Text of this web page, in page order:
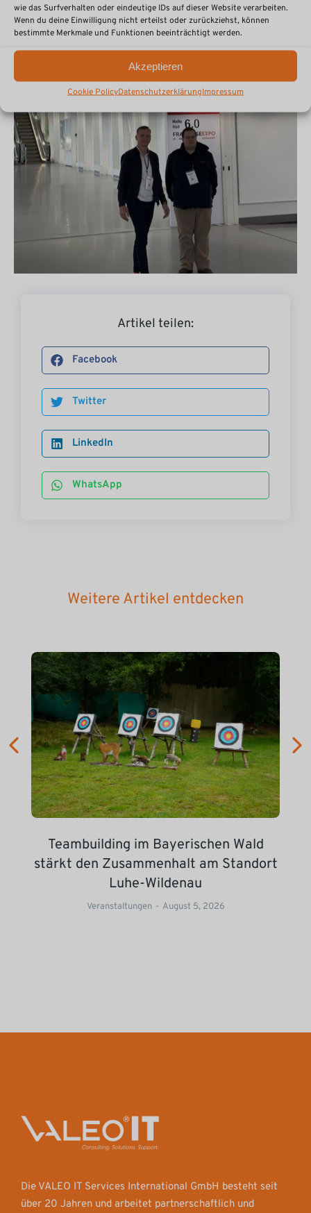
wie das Surfverhalten oder eindeutige IDs auf dieser Website verarbeiten.
Wenn du deine Einwilligung nicht erteilst oder zurückziehst, können
bestimmte Merkmale und Funktionen beeinträchtigt werden.
Akzeptieren
Cookie PolicyDatenschutzerklärungImpressum
Artikel teilen:
Facebook
Twitter
LinkedIn
WhatsApp
Weitere Artikel entdecken
Teambuilding im Bayerischen Wald
stärkt den Zusammenhalt am Standort
Luhe-Wildenau
Veranstaltungen August 5, 2026
Die VALEO IT Services International GmbH besteht seit
über 20 Jahren und arbeitet partnerschaftlich und